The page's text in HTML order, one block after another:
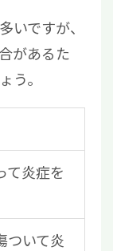
いですが、
があるた
う。
て炎症を
ついて炎